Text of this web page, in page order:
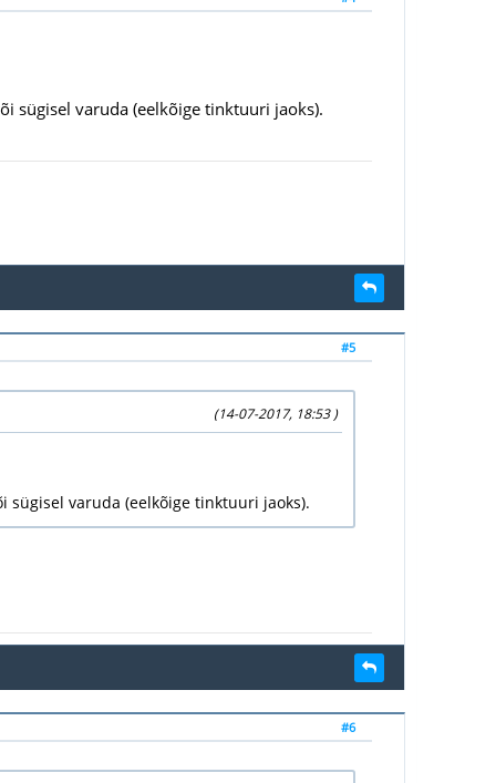
sügisel varuda (eelkõige tinktuuri jaoks).
#5
(14-07-2017, 18:53 )
sügisel varuda (eelkõige tinktuuri jaoks).
#6